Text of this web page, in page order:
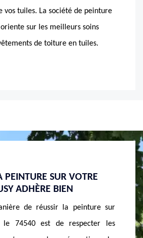
vos tuiles. La société de peinture
sur les meilleurs soins
de toiture en tuiles.
TOUJOURS ÉTANCHES
À CUSY
revêtements de toiture en tuile
resplendissants et toujours